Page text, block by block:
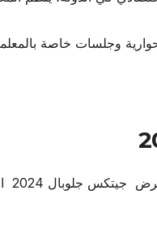
وجلسات خاصة بالمعلمين